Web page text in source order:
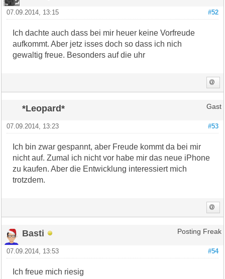
#52
07.09.2014, 13:15
Ich dachte auch dass bei mir heuer keine Vorfreude
aufkommt. Aber jetz isses doch so dass ich nich
gewaltig freue. Besonders auf die uhr
*Leopard* Gast
#53
07.09.2014, 13:23
Ich bin zwar gespannt, aber Freude kommt da bei mir
nicht auf. Zumal ich nicht vor habe mir das neue iPhone
zu kaufen. Aber die Entwicklung interessiert mich
trotzdem.
Basti Posting Freak
#54
07.09.2014, 13:53
Ich freue mich riesig